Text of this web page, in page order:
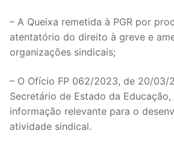
PROFESSORES CONTRATADOS
DOCENTES APOSENTADOS
Formação
Área de Sócios
– A Queixa remetida à PGR por
atentatório do direito à greve e
organizações sindicais;
– O Ofício FP 062/2023, de 20/03/
Secretário de Estado da
informação relevante para o
atividade sindical.